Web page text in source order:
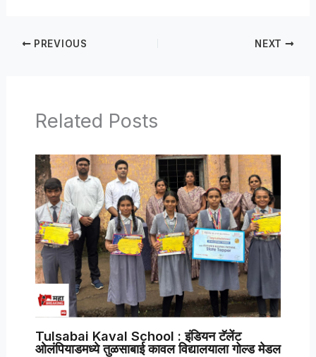
PREVIOUS NEXT
Related Posts
Tulsabai Kaval School : इंडियन टॅलेंट
ओलंपियाडमध्ये तुळसाबाई कावल विद्यालयाला गोल्ड मेडल